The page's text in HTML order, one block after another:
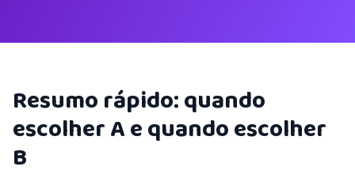
Resumo rápido: quando
escolher A e quando escolher
B